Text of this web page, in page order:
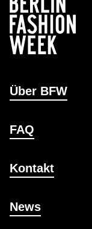
Über BFW
FAQ
Kontakt
News